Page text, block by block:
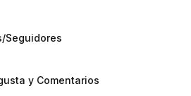
Seguidores
y Comentarios